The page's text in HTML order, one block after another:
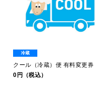
冷蔵
クール（冷蔵）便 有料変更券
0円（税込）